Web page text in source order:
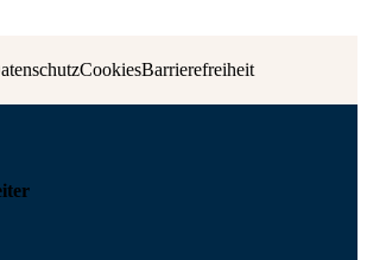
CookiesBarrierefreiheit